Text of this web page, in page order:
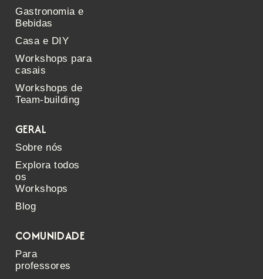
Gastronomia e
Bebidas
Casa e DIY
Workshops para
casais
Workshops de
Team-building
GERAL
Sobre nós
Explora todos
os
Workshops
Blog
COMUNIDADE
Para
professores